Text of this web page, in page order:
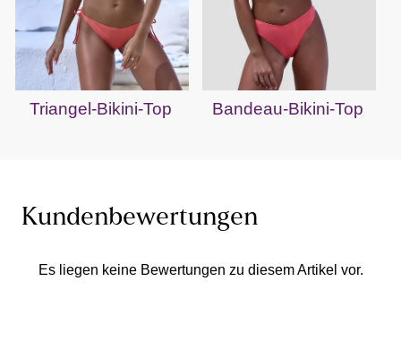
Triangel-Bikini-Top Bandeau-Bikini-Top
Kundenbewertungen
Es liegen keine Bewertungen zu diesem Artikel vor.